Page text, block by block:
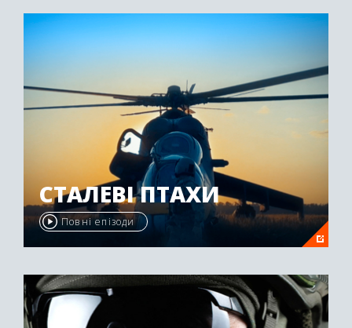
СТАЛЕВІ ПТАХИ
Повні епізоди